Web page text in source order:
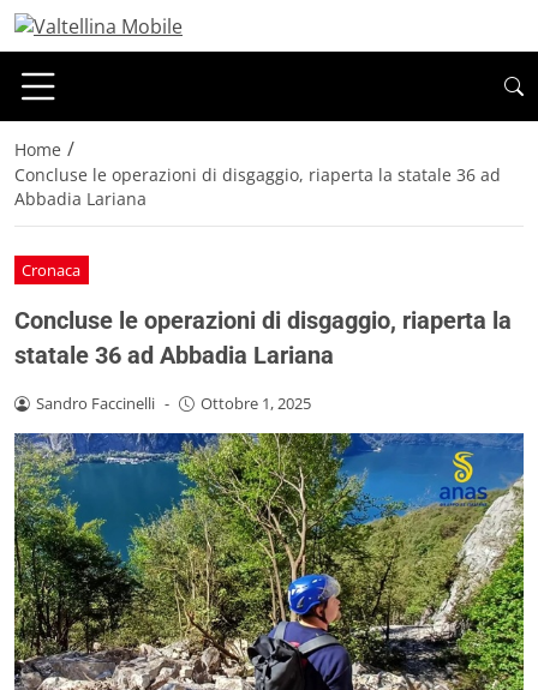
Home /
Concluse le operazioni di disgaggio, riaperta la statale 36 ad
Abbadia Lariana
Cronaca
Concluse le operazioni di disgaggio, riaperta la
statale 36 ad Abbadia Lariana
Sandro Faccinelli - Ottobre 1, 2025